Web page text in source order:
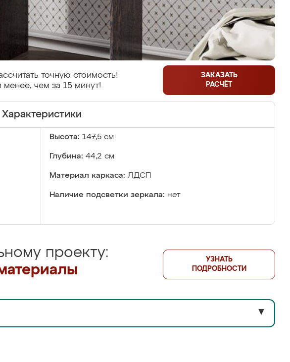
точную стоимость!
менее, чем за 15 минут!
ЗАКАЗАТЬ
РАСЧЁТ
Характеристики
Высота: 147,5 см
Глубина: 44,2 см
Материал каркаса: ЛДСП
Наличие подсветки зеркала: нет
проекту:
УЗНАТЬ
ПОДРОБНОСТИ
▼